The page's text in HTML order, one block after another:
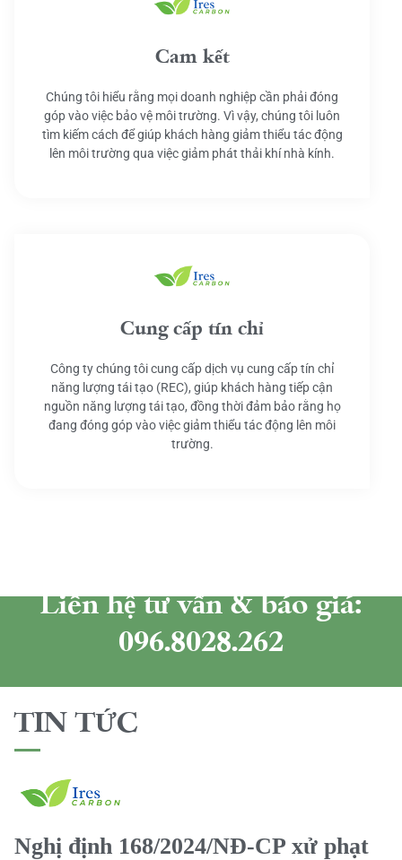
Cam kết
Chúng tôi hiểu rằng mọi doanh nghiệp cần phải đóng
góp vào việc bảo vệ môi trường. Vì vậy, chúng tôi luôn
tìm kiếm cách để giúp khách hàng giảm thiểu tác động
lên môi trường qua việc giảm phát thải khí nhà kính.
Cung cấp tín chỉ
Công ty chúng tôi cung cấp dịch vụ cung cấp tín chỉ
năng lượng tái tạo (REC), giúp khách hàng tiếp cận
nguồn năng lượng tái tạo, đồng thời đảm bảo rằng họ
đang đóng góp vào việc giảm thiểu tác động lên môi
trường.
Liên hệ tư vấn & báo giá:
096.8028.262
TIN TỨC
Nghị định 168/2024/NĐ-CP xử phạt